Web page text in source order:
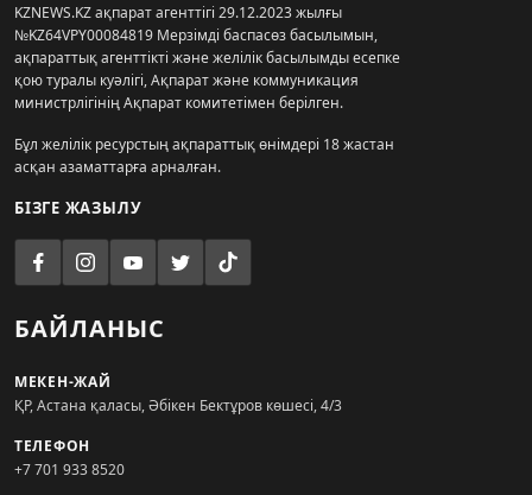
KZNEWS.KZ ақпарат агенттігі 29.12.2023 жылғы
№KZ64VPY00084819 Мерзімді баспасөз басылымын,
ақпараттық агенттікті және желілік басылымды есепке
қою туралы куәлігі, Ақпарат және коммуникация
министрлігінің Ақпарат комитетімен берілген.
Бұл желілік ресурстың ақпараттық өнімдері 18 жастан
асқан азаматтарға арналған.
БІЗГЕ ЖАЗЫЛУ
БАЙЛАНЫС
МЕКЕН-ЖАЙ
ҚР, Астана қаласы, Әбікен Бектұров көшесі, 4/3
ТЕЛЕФОН
+7 701 933 8520